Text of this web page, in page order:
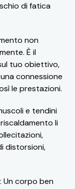
di fatica
non
È il
tuo obiettivo,
connessione
le prestazioni.
e tendini
li
distorsioni,
: Un corpo ben